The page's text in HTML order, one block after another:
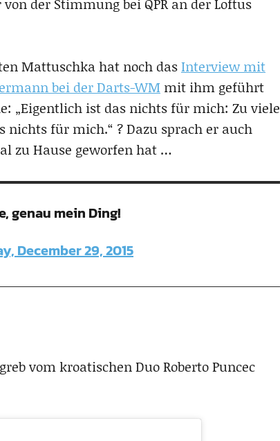
Mattuschka hat noch dasInterview mit
bei der Darts-WM mit ihm geführt
„Eigentlich ist das nichts für mich: Zu viele
nichts für mich.“ ? Dazu sprach er auch
zu Hause geworfen hat …
genau mein Ding!
December 29, 2015
vom kroatischen Duo Roberto Puncec